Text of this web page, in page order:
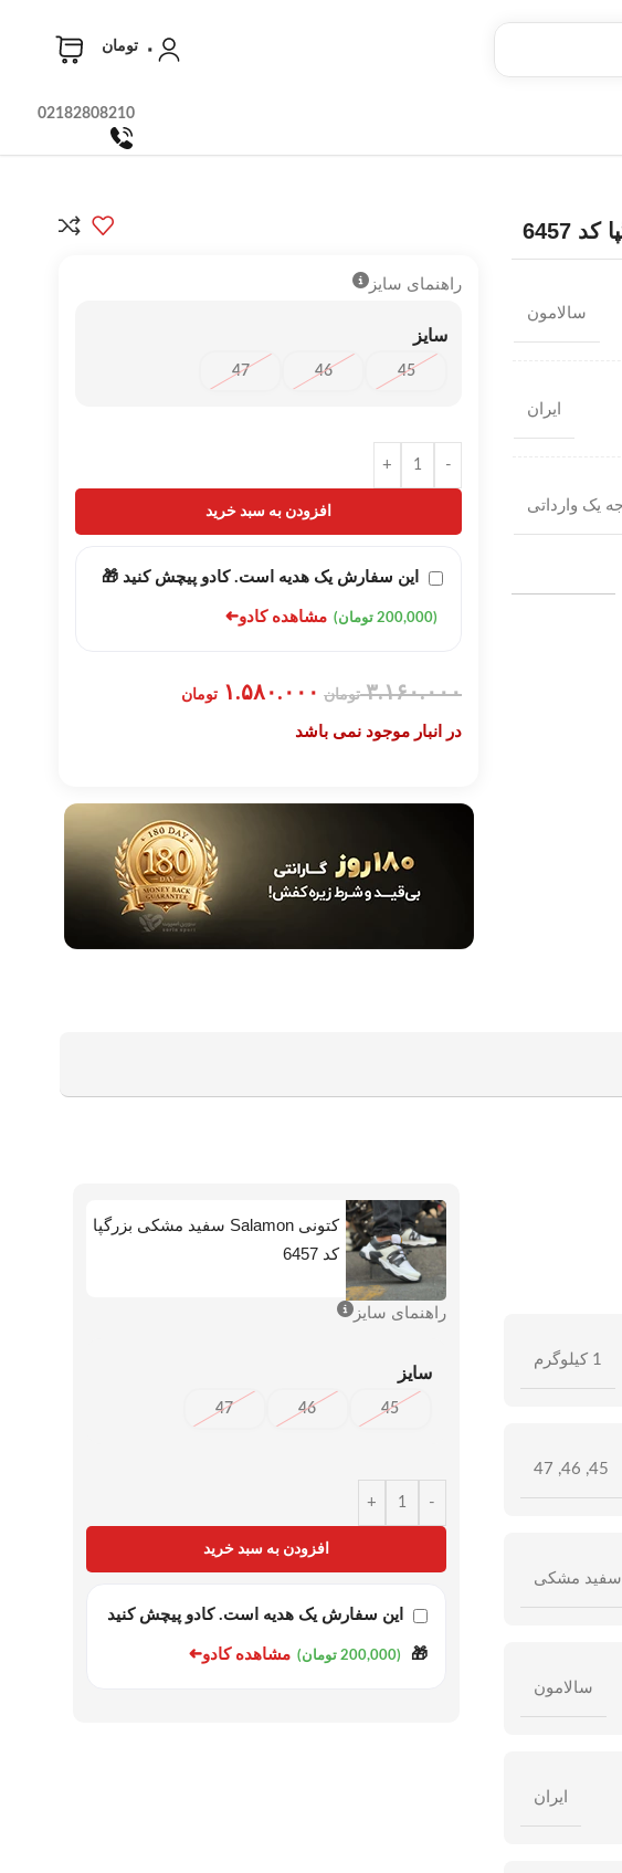
۰ تومان
02182808210
سالامون
ایران
راهنمای سایز
سایز
45
46
47
-
+
افزودن به سبد خرید
این سفارش یک هدیه است. کادو پیچش کنید 🎁
(200,000 تومان) مشاهده کادو➜
۳.۱۶۰.۰۰۰ تومان ۱.۵۸۰.۰۰۰ تومان
در انبار موجود نمی باشد
1 کیلوگرم
45
,
46
,
47
سفید مشکی
سالامون
ایران
کتونی Salamon سفید مشکی بزرگپا
کد 6457
راهنمای سایز
سایز
45
46
47
-
+
افزودن به سبد خرید
این سفارش یک هدیه است. کادو پیچش کنید
🎁 (200,000 تومان) مشاهده کادو➜